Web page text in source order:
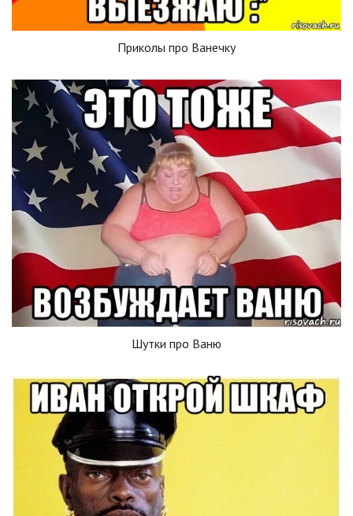
Приколы про Ванечку
Шутки про Ваню